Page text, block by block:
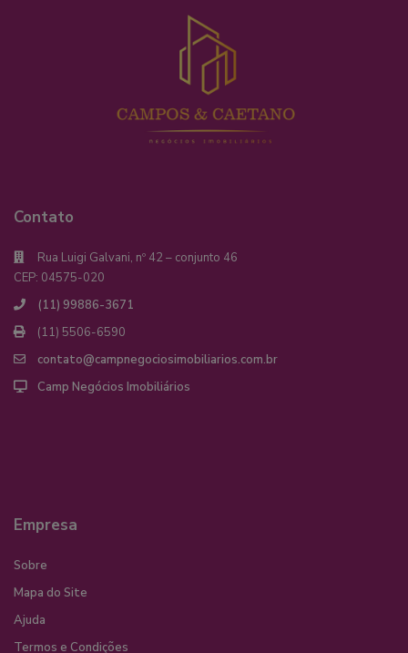
Contato
Rua Luigi Galvani, nº 42 – conjunto 46
CEP: 04575-020
(11) 99886-3671
(11) 5506-6590
contato@campnegociosimobiliarios.com.br
Camp Negócios Imobiliários
Empresa
Sobre
Mapa do Site
Ajuda
Termos e Condições